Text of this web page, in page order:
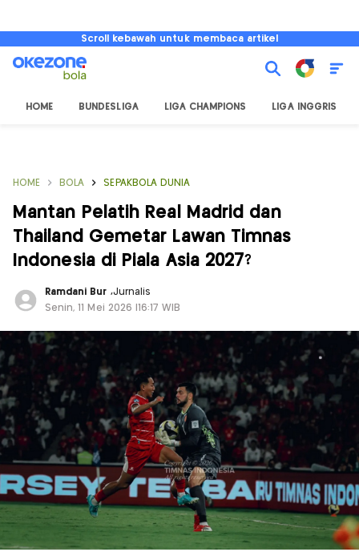
Scroll kebawah untuk membaca artikel
HOME BUNDESLIGA LIGA CHAMPIONS LIGA INGGRIS
HOME BOLA SEPAKBOLA DUNIA
Mantan Pelatih Real Madrid dan
Thailand Gemetar Lawan Timnas
Indonesia di Piala Asia 2027?
Ramdani Bur ,Jurnalis
Senin, 11 Mei 2026 |16:17 WIB